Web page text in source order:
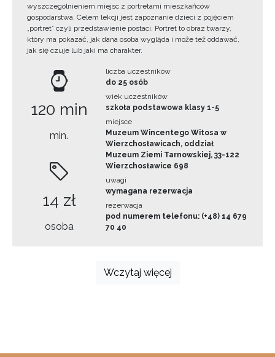
wyszczególnieniem miejsc z portretami mieszkańców
gospodarstwa. Celem lekcji jest zapoznanie dzieci z pojęciem
„portret” czyli przedstawienie postaci. Portret to obraz twarzy,
który ma pokazać, jak dana osoba wygląda i może też oddawać,
jak się czuje lub jaki ma charakter.
120 min
min.
14 zł
osoba
liczba uczestników
do 25 osób
wiek uczestników
szkoła podstawowa klasy 1-5
miejsce
Muzeum Wincentego Witosa w
Wierzchosławicach, oddział
Muzeum Ziemi Tarnowskiej, 33-122
Wierzchosławice 698
uwagi
wymagana rezerwacja
rezerwacja
pod numerem telefonu: (+48) 14 679
70 40
Wczytaj więcej